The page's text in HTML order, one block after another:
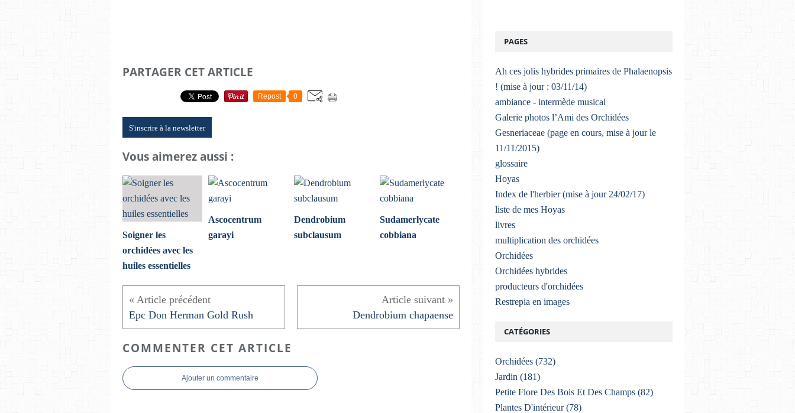
PARTAGER CET ARTICLE
Repost 0
S'inscrire à la newsletter
Vous aimerez aussi :
Soigner les
orchidées avec les
huiles essentielles
Ascocentrum
garayi
Dendrobium
subclausum
Sudamerlycate
cobbiana
Epc Don Herman Gold Rush Dendrobium chapaense
COMMENTER CET ARTICLE
Ajouter un commentaire
PAGES
Ah ces jolis hybrides primaires de Phalaenopsis
! (mise à jour : 03/11/14)
ambiance - intermède musical
Galerie photos l’Ami des Orchidées
Gesneriaceae (page en cours, mise à jour le
11/11/2015)
glossaire
Hoyas
Index de l'herbier (mise à jour 24/02/17)
liste de mes Hoyas
livres
multiplication des orchidées
Orchidées
Orchidées hybrides
producteurs d'orchidées
Restrepia en images
CATÉGORIES
Orchidées (732)
Jardin (181)
Petite Flore Des Bois Et Des Champs (82)
Plantes D'intérieur(78)